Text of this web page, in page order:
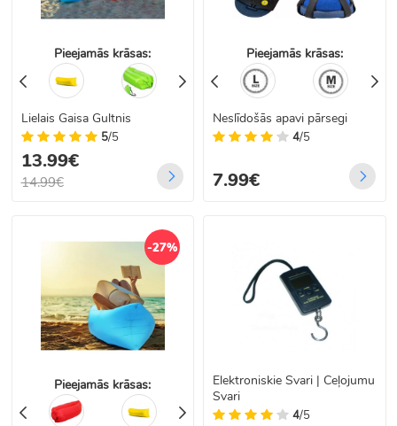
Pieejamās krāsas:
Lielais Gaisa Gultnis
5/5
13.99€
14.99€
Pieejamās krāsas:
Neslīdošās apavi pārsegi
4/5
7.99€
-27%
Pieejamās krāsas:
Elektroniskie Svari | Ceļojumu
Svari
4/5